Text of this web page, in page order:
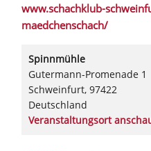
www.schachklub-
maedchenschach/
Spinnmühle
Gutermann-Promenade 1
Schweinfurt, 97422
Deutschland
Veranstaltungsort